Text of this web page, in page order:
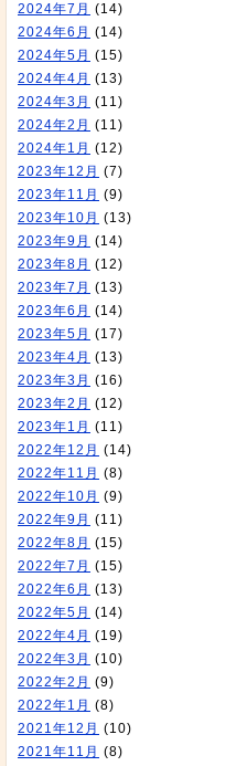
2024年7月 (14)
2024年6月 (14)
2024年5月 (15)
2024年4月 (13)
2024年3月 (11)
2024年2月 (11)
2024年1月 (12)
2023年12月 (7)
2023年11月 (9)
2023年10月 (13)
2023年9月 (14)
2023年8月 (12)
2023年7月 (13)
2023年6月 (14)
2023年5月 (17)
2023年4月 (13)
2023年3月 (16)
2023年2月 (12)
2023年1月 (11)
2022年12月 (14)
2022年11月 (8)
2022年10月 (9)
2022年9月 (11)
2022年8月 (15)
2022年7月 (15)
2022年6月 (13)
2022年5月 (14)
2022年4月 (19)
2022年3月 (10)
2022年2月 (9)
2022年1月 (8)
2021年12月 (10)
2021年11月 (8)